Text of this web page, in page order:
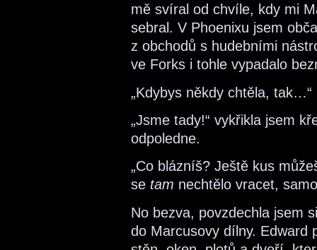
mě svíral od chvíle, kdy mi
sebral. V Phoenixu jsem
z obchodů s hudebními
ve Forks i tohle vypadalo
„Kdybys někdy chtěla, tak…“
„Jsme tady!“ vykřikla jsem
odpoledne.
„Co blázníš? Ještě kus
se tam nechtělo vracet,
No bezva, povzdechla jsem
do Marcusovy dílny. Edward